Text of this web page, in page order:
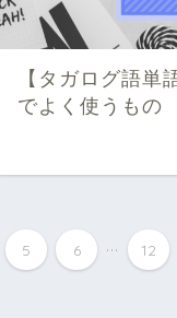
【タガログ語単
でよく使うもの
5 6 ... 12